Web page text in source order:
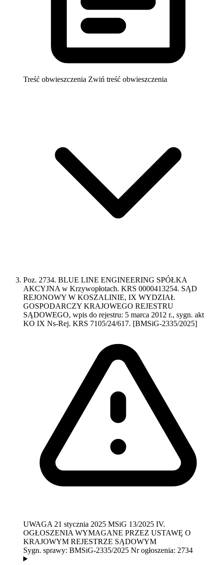
Treść obwieszczenia Zwiń treść obwieszczenia
Poz. 2734. BLUE LINE ENGINEERING SPÓŁKA
AKCYJNA w Krzywopłotach. KRS 0000413254. SĄD
REJONOWY W KOSZALINIE, IX WYDZIAŁ
GOSPODARCZY KRAJOWEGO REJESTRU
SĄDOWEGO, wpis do rejestru: 5 marca 2012 r., sygn. akt
KO IX Ns-Rej. KRS 7105/24/617. [BMSiG-2335/2025]
UWAGA 21 stycznia 2025 MSiG 13/2025 IV.
OGŁOSZENIA WYMAGANE PRZEZ USTAWĘ O
KRAJOWYM REJESTRZE SĄDOWYM
Sygn. sprawy: BMSiG-2335/2025 Nr ogłoszenia: 2734